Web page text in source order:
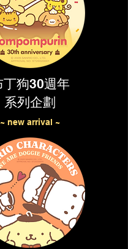
丁狗30週年
系列企劃
~ new arrival ~